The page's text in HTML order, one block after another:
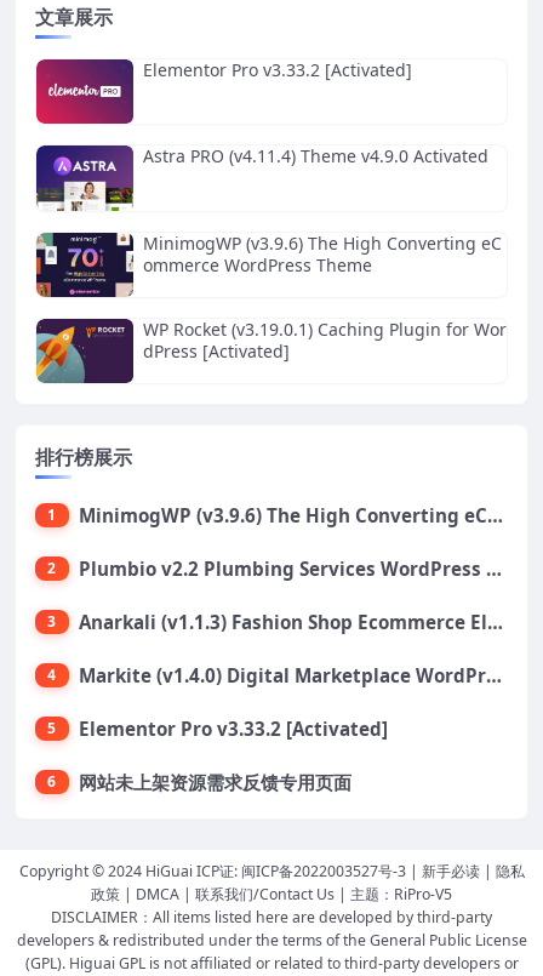
文章展示
Elementor Pro v3.33.2 [Activated]
Astra PRO (v4.11.4) Theme v4.9.0 Activated
MinimogWP (v3.9.6) The High Converting eC
ommerce WordPress Theme
WP Rocket (v3.19.0.1) Caching Plugin for Wor
dPress [Activated]
排行榜展示
1 MinimogWP (v3.9.6) The High Converting eCommerce WordPress Theme
2 Plumbio v2.2 Plumbing Services WordPress Theme
3 Anarkali (v1.1.3) Fashion Shop Ecommerce Elementor Theme
4 Markite (v1.4.0) Digital Marketplace WordPress Theme
5 Elementor Pro v3.33.2 [Activated]
6 网站未上架资源需求反馈专用页面
Copyright © 2024 HiGuai ICP证: 闽ICP备2022003527号-3| 新手必读| 隐私
政策 | DMCA | 联系我们/Contact Us | 主题： RiPro-V5
DISCLAIMER：All items listed here are developed by third-party
developers & redistributed under the terms of the General Public License
(GPL). Higuai GPL is not affiliated or related to third-party developers or